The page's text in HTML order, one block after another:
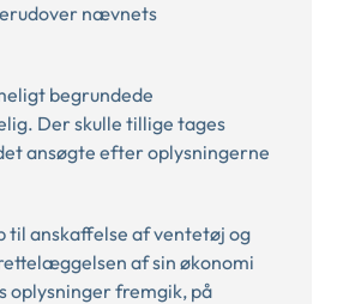
nævnets
begrundede
Der skulle tillige tages
ansøgte efter oplysningerne
anskaffelse af ventetøj og
af sin økonomi
oplysninger fremgik, på